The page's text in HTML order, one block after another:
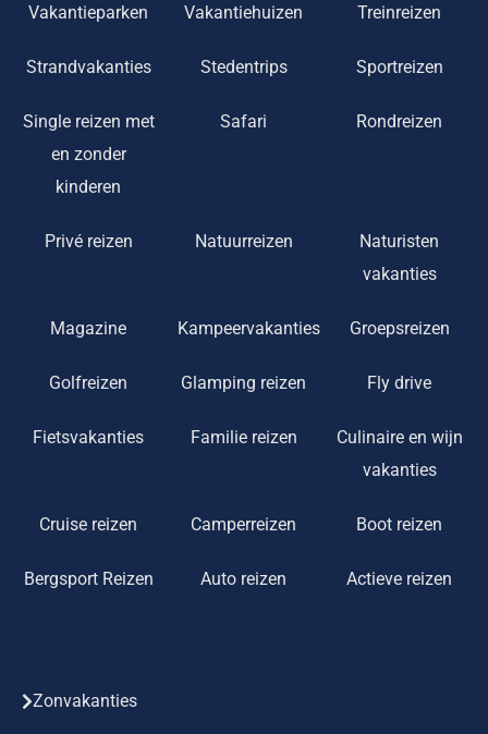
Vakantieparken Vakantiehuizen Treinreizen
Strandvakanties Stedentrips Sportreizen
Single reizen met
en zonder
kinderen
Safari Rondreizen
Privé reizen Natuurreizen
Naturisten
vakanties
Magazine Kampeervakanties Groepsreizen
Golfreizen Glamping reizen Fly drive
Fietsvakanties Familie reizen
Culinaire en wijn
vakanties
Cruise reizen Camperreizen Boot reizen
Bergsport Reizen Auto reizen Actieve reizen
Zonvakanties